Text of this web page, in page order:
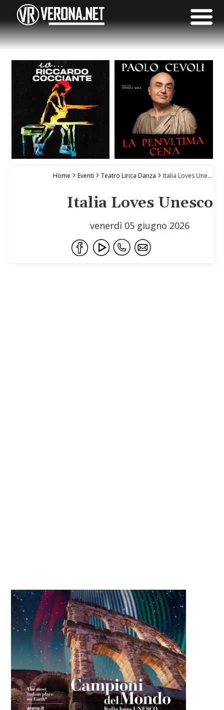
Home Eventi Teatro Lirica Danza Italia Loves Unesco
Italia Loves Unesco
venerdì 05 giugno 2026